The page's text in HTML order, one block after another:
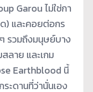
Garou ไม่ใช่กา
) และคอยต่อกร
รวมถึงมนุษย์บาง
ลาย และเกม
Earthblood นี้
ะดานที่ว่านั่นเอง